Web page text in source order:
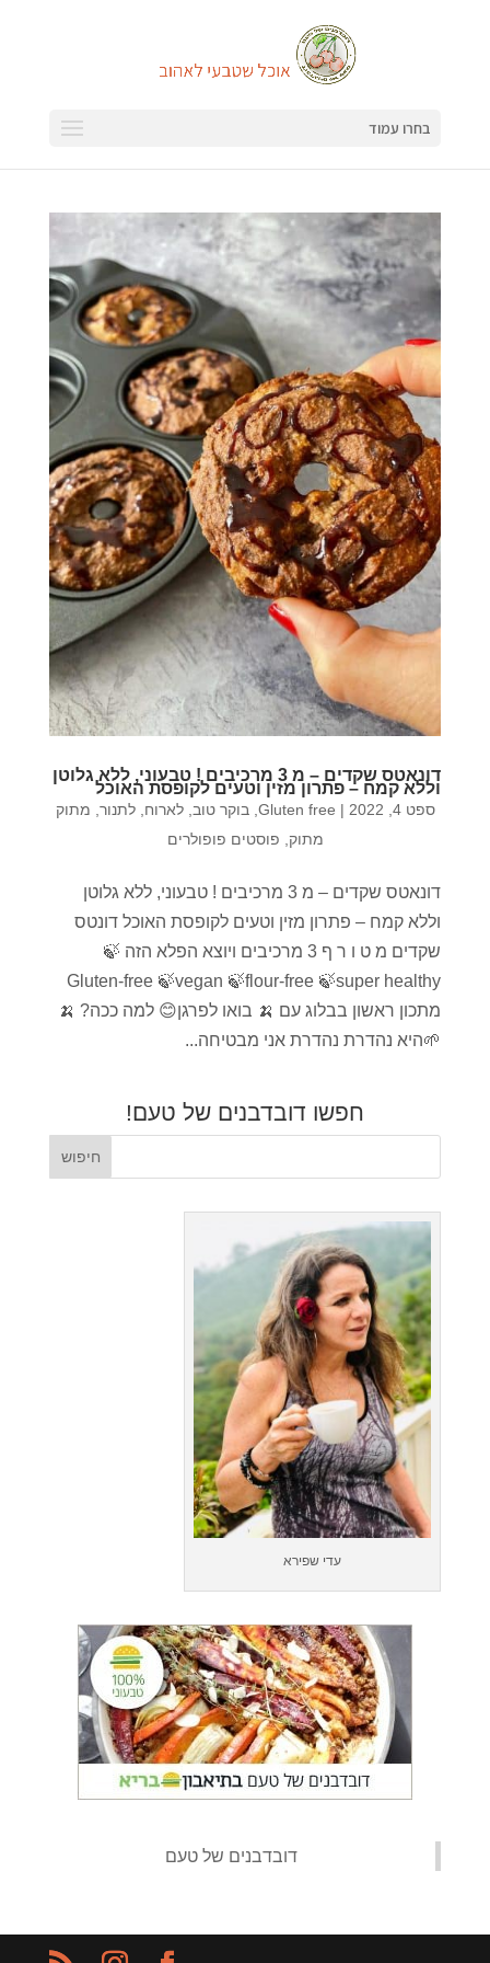
בחרו עמוד
דונאטס שקדים – מ 3 מרכיבים ! טבעוני, ללא גלוטן
וללא קמח – פתרון מזין וטעים לקופסת האוכל
ספט 4, 2022 |
Gluten free בוקר טוב ,לארוח ,לתנור מתוק
מתוק פוסטים פופולרים
דונאטס שקדים – מ 3 מרכיבים ! טבעוני, ללא גלוטן
וללא קמח – פתרון מזין וטעים לקופסת האוכל דונטס
שקדים מ ט ו ר ף 3 מרכיבים ויוצא הפלא הזה 🍃
Gluten-free 🍃vegan 🍃flour-free 🍃super healthy
מתכון ראשון בבלוג עם 🍌 בואו לפרגן😊 למה ככה? 🍌
🌱היא נהדרת נהדרת אני מבטיחה...
חפשו דובדבנים של טעם!
עדי שפירא
‏דובדבנים של טעם‏